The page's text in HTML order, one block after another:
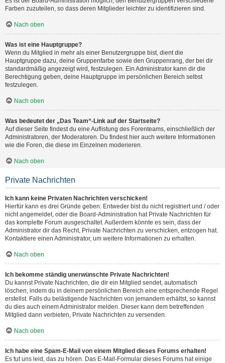
Farben zuzuteilen, so dass deren Mitglieder leichter zu identifizieren sind.
Nach oben
Was ist eine Hauptgruppe?
Wenn du Mitglied in mehr als einer Benutzergruppe bist, dient die
Hauptgruppe dazu, deine Gruppenfarbe sowie den Gruppenrang, der bei dir
standardmäßig angezeigt wird, festzulegen. Ein Administrator kann dir die
Berechtigung geben, deine Hauptgruppe im persönlichen Bereich selbst
festzulegen.
Nach oben
Was bedeutet der „Das Team“-Link auf der Startseite?
Auf dieser Seite findest du eine Auflistung des Forenteams, einschließlich der
Administratoren, der Moderatoren. Du findest hier auch weitere Informationen
wie die Foren, die diese im Einzelnen moderieren.
Nach oben
Private Nachrichten
Ich kann keine Privaten Nachrichten verschicken!
Hierfür kann es drei Gründe geben: Entweder bist du nicht registriert und / oder
nicht angemeldet, oder die Board-Administration hat Private Nachrichten für
das komplette Forum ausgeschaltet. Außerdem könnte es sein, dass der
Administrator dir das Recht, Private Nachrichten zu verschicken, entzogen hat.
Kontaktiere einen Administrator, um weitere Informationen zu erhalten.
Nach oben
Ich bekomme ständig unerwünschte Private Nachrichten!
Du kannst Private Nachrichten, die dir ein Mitglied sendet, automatisch
löschen, indem du in deinem persönlichen Bereich eine entsprechende Regel
erstellst. Falls du belästigende Nachrichten von jemandem erhältst, so kannst
du dies auch einem Administrator melden. Dieser kann dem betreffenden
Mitglied dann verbieten, Private Nachrichten zu versenden.
Nach oben
Ich habe eine Spam-E-Mail von einem Mitglied dieses Forums erhalten!
Es tut uns leid, das zu hören. Das E-Mail-Formular dieses Forums hat einige